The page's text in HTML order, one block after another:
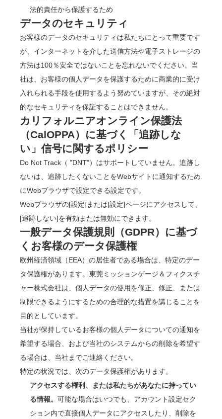
法的責任から保護するため
データのセキュリティ
お客様のデータのセキュリティは私たちにとって重要です
が、インターネットを介した送信方法や電子ストレージの
方法は100％安全ではないことを忘れないでください。当
社は、お客様の個人データを保護するために商業的に受け
入れられる手段を使用するよう努めていますが、その絶対
的なセキュリティを保証することはできません。
カリフォルニアオンライン保護法
（CalOPPA）に基づく「追跡しな
い」信号に関するポリシー
Do Not Track（ "DNT"）はサポートしていません。追跡し
ないは、追跡したくないことをWebサイトに通知するため
にWebブラウザで設定できる設定です。
Webブラウザの[設定]または[設定]ページにアクセスして、
[追跡しない]を有効または無効にできます。
一般データ保護規則（GDPR）に基づ
くお客様のデータ保護権
欧州経済領域（EEA）の居住者である場合は、特定のデー
タ保護権があります。東莞ミッションゲージ＆フィクスチ
ャー株式会社は、個人データの使用を修正、修正、または
制限できるようにするための合理的な措置を講じることを
目的としています。
当社が保持しているお客様の個人データについての通知を
希望する場合、および当社のシステムからの削除を希望す
る場合は、当社までご連絡ください。
特定の状況では、次のデータ保護権があります。
アクセスする権利、または私たちがあなたに持ってい
る情報。 可能な場合はいつでも、アカウント設定セク
ション内で直接個人データにアクセスしたり、削除を